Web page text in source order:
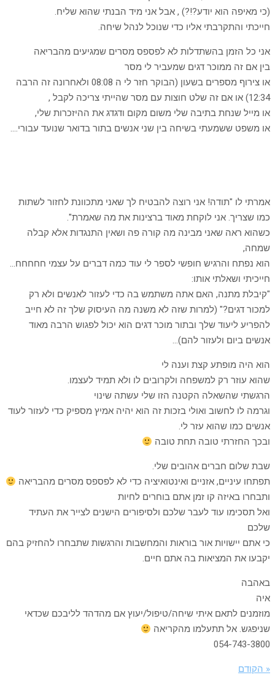
(כי מאיפה הוא יודע?!?) , אבל אני מיד הבנתי שהוא שליח.
חייכתי והתקרבתי אליו כדי שנוכל לנהל שיחה.
אני כל הזמן בהשתדלות לא לפספס מסרים שמגיעים מהבריאה
בין אם זה ממוכר דגים שמעביר לי מסר
או צירוף מספרים בשעון (הבוקר חזר לי ה 08:08 ולאחרונה זה הרבה
12:34) או אם זה שלט חוצות עם מסר שהייתי צריכה לקבל ,
או מייל שנחת בתיבה שלי משום מקום ודגדג את ההיזכרות שלי,
או משפט ששמעתי בשיחה בין שני אנשים בתור בדואר שנועד עבורי….
אמרתי לו "תודה! אני רוצה להבטיח לך שאני מתכוונת לחזור לשתות
כמו שצריך. אני לוקחת מאוד ברצינות את מה שאמרת".
כשהוא ראה שאני מבינה מה קורה פה ושאין התנגדות אלא קבלה
שמחה,
הוא נפתח והרגיש חופשי לספר לי עוד כמה דברים על עצמי חחחחח…
חייכיתי ושאלתי אותו:
"קיבלת מתנה, האם אתה משתמש בה כדי לעזור לאנשים ולא רק
למכור דגים?" (למרות שזה לא משנה מה העיסוק שלך זה לא חייב
להפריע ליעוד שלך ובתור מוכר דגים הוא יכול לפגוש הרבה מאוד
אנשים ביום ולעזור להם)…
הוא היה מופתע קצת וענה לי
שהוא עוזר רק למשפחה ולקרובים לו ולא תמיד לעצמו.
הרגשתי שהשאלה הקטנה הזו שלי עשתה שינוי
וגרמה לו לחשוב ואולי בזכות זה הוא יהיה אמיץ מספיק כדי לעזור לעוד
אנשים כמו שהוא עזר לי.
ובכך החזרתי טובה תחת טובה
שבת שלום חברים אהובים שלי.
תפתחו עיניים, אזניים ואינטואיציה כדי לא לפספס מסרים מהבריאה
ותבחרו באיזה קו זמן אתם בוחרים לחיות
ואל תסכימו עוד לעבר שלכם ולסיפורים הישנים לצייר את העתיד
שלכם
כי אתם יישויות אור בוראות והמחשבות והרגשות שתבחרו להחזיק בהם
יקבעו את המציאות בה אתם חיים.
באהבה
איה
מוזמנים לתאם איתי שיחה/טיפול/יעוץ אם מהדהד לליבכם שכדאי
שניפגש. אל תתעלמו מהקריאה
054-743-3800
« הקודם